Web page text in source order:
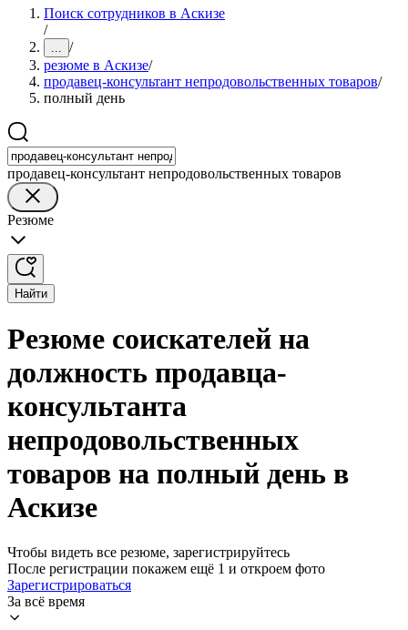
Поиск сотрудников в Аскизе
/
... /
резюме в Аскизе/
продавец-консультант непродовольственных товаров/
полный день
продавец-консультант непродовольственных товаров
Резюме
Найти
Резюме соискателей на
должность продавца-
консультанта
непродовольственных
товаров на полный день в
Аскизе
Чтобы видеть все резюме, зарегистрируйтесь
После регистрации покажем ещё 1 и откроем фото
Зарегистрироваться
За всё время